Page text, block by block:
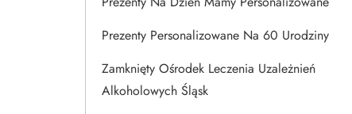
Prezenty Personalizowane Na 60 Urodziny
Zamknięty Ośrodek Leczenia Uzależnień
Alkoholowych Śląsk